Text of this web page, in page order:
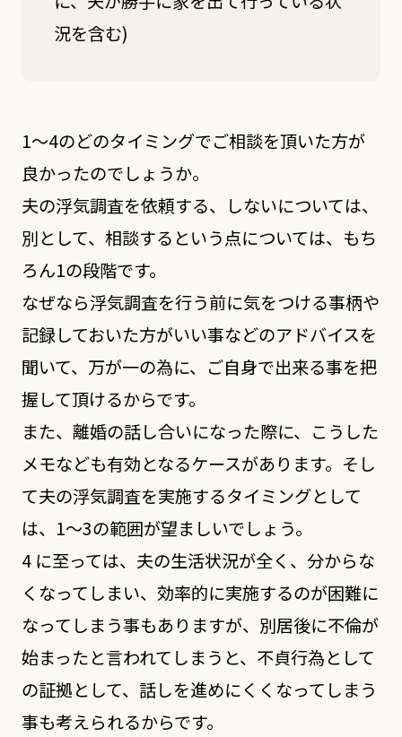
況を含む)
1～4のどのタイミングでご相談を頂いた方が
良かったのでしょうか。
夫の浮気調査を依頼する、しないについては、
別として、相談するという点については、もち
ろん1の段階です。
なぜなら浮気調査を行う前に気をつける事柄や
記録しておいた方がいい事などのアドバイスを
聞いて、万が一の為に、ご自身で出来る事を把
握して頂けるからです。
また、離婚の話し合いになった際に、こうした
メモなども有効となるケースがあります。そし
て夫の浮気調査を実施するタイミングとして
は、1～3の範囲が望ましいでしょう。
4 に至っては、夫の生活状況が全く、分からな
くなってしまい、効率的に実施するのが困難に
なってしまう事もありますが、別居後に不倫が
始まったと言われてしまうと、不貞行為として
の証拠として、話しを進めにくくなってしまう
事も考えられるからです。